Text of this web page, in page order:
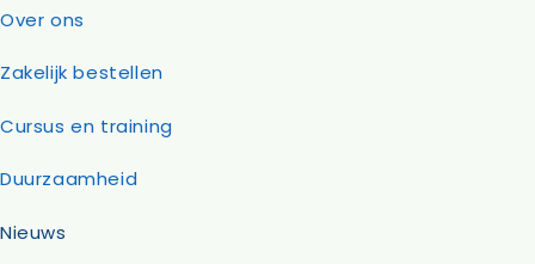
Over ons
Zakelijk bestellen
Cursus en training
Duurzaamheid
Nieuws